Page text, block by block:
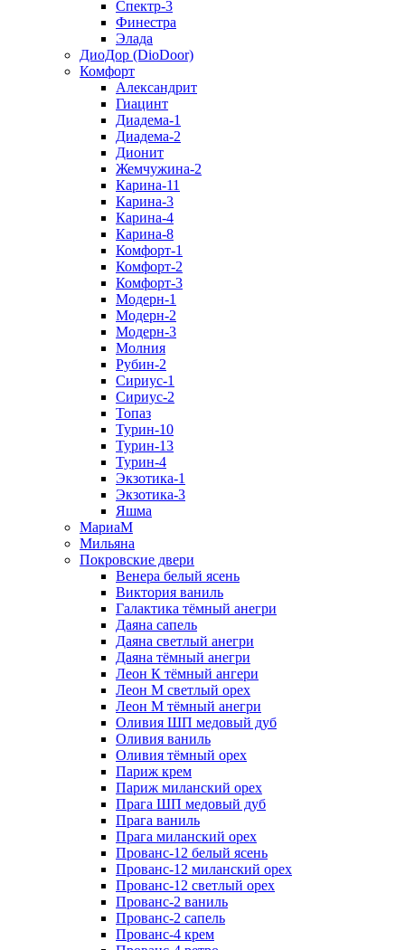
Спектр-3
Финестра
Элада
ДиоДор (DioDoor)
Комфорт
Алекcандрит
Гиацинт
Диадема-1
Диадема-2
Дионит
Жемчужина-2
Карина-11
Карина-3
Карина-4
Карина-8
Комфорт-1
Комфорт-2
Комфорт-3
Модерн-1
Модерн-2
Модерн-3
Молния
Рубин-2
Сириус-1
Сириус-2
Топаз
Турин-10
Турин-13
Турин-4
Экзотика-1
Экзотика-3
Яшма
МариаМ
Мильяна
Покровские двери
Венера белый ясень
Виктория ваниль
Галактика тёмный анегри
Даяна сапель
Даяна светлый анегри
Даяна тёмный анегри
Леон К тёмный ангери
Леон М светлый орех
Леон М тёмный анегри
Оливия ШП медовый дуб
Оливия ваниль
Оливия тёмный орех
Париж крем
Париж миланский орех
Прага ШП медовый дуб
Прага ваниль
Прага миланский орех
Прованс-12 белый ясень
Прованс-12 миланский орех
Прованс-12 светлый орех
Прованс-2 ваниль
Прованс-2 сапель
Прованс-4 крем